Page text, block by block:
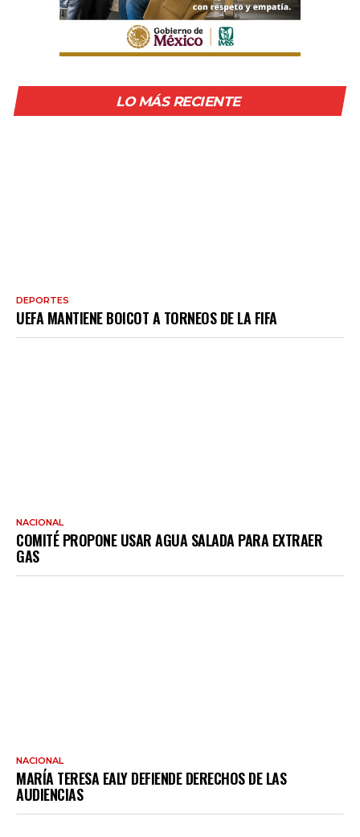
LO MÁS RECIENTE
DEPORTES
UEFA MANTIENE BOICOT A TORNEOS DE LA FIFA
NACIONAL
COMITÉ PROPONE USAR AGUA SALADA PARA EXTRAER
GAS
NACIONAL
MARÍA TERESA EALY DEFIENDE DERECHOS DE LAS
AUDIENCIAS